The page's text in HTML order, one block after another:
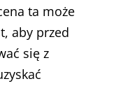
ta może
aby przed
się z